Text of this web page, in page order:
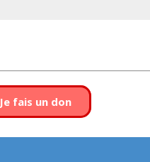
Je fais un don